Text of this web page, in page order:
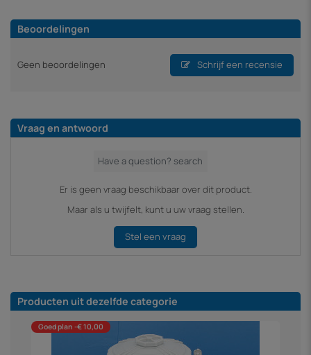
Beoordelingen
Geen beoordelingen Schrijf een recensie
Vraag en antwoord
Er is geen vraag beschikbaar over dit product.
Maar als u twijfelt, kunt u uw vraag stellen.
Stel een vraag
Producten uit dezelfde categorie
Goed plan -€ 10,00